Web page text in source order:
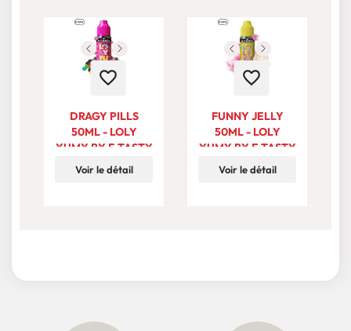
favorite_border
DRAGY PILLS
50ML - LOLY
YUMY BY E.TASTY
Voir le détail
favorite_border
FUNNY JELLY
50ML - LOLY
YUMY BY E.TASTY
Voir le détail